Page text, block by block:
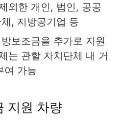
외한 개인, 법인, 공공
, 지방공기업 등
보조금을 추가로 지원
는 관할 자치단체 내 거
여 가능
지원 차량